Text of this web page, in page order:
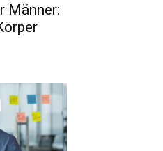
Männer: